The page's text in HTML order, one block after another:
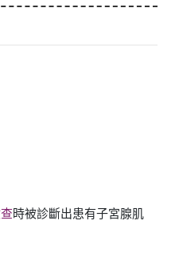
時被診斷出患有子宮腺肌